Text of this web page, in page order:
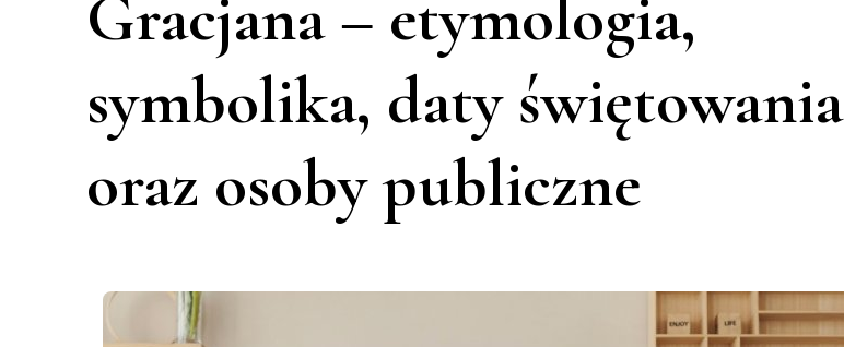
Gracjana – etymologia,
symbolika, daty świętowania
oraz osoby publiczne